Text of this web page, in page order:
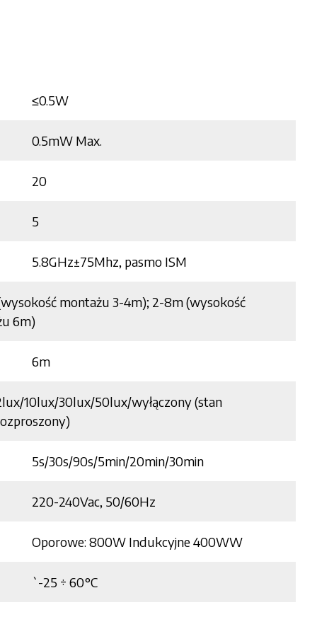
≤0.5W
0.5mW Max.
20
5
5.8GHz±75Mhz, pasmo ISM
montażu 3-4m); 2-8m (wysokość
6m)
6m
10lux/30lux/50lux/wyłączony (stan
5s/30s/90s/5min/20min/30min
220-240Vac, 50/60Hz
Oporowe: 800W Indukcyjne 400WW
`-25 ÷ 60°C